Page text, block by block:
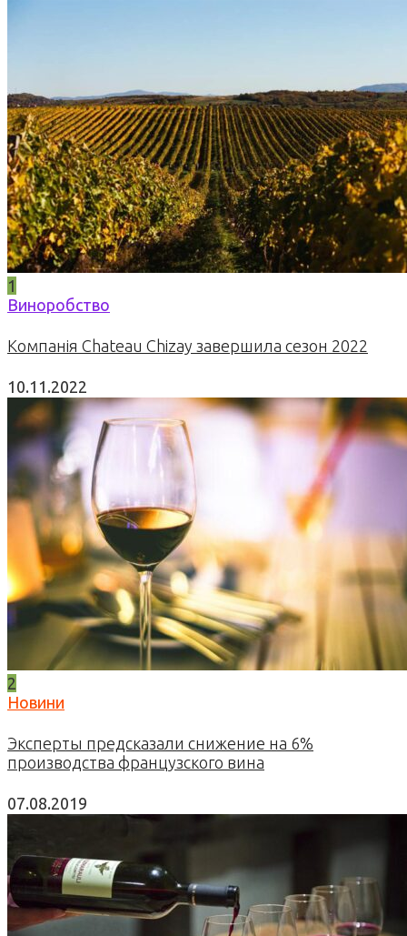
1
Виноробство
Компанія Chateau Chizay завершила сезон 2022
10.11.2022
2
Новини
Эксперты предсказали снижение на 6%
производства французского вина
07.08.2019